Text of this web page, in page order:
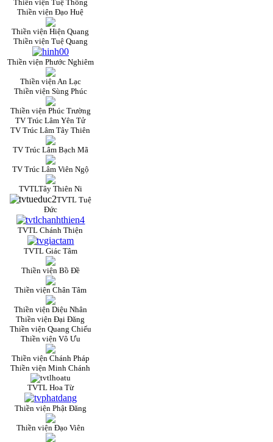
Thiền viện Tuệ Thông
Thiền viện Đạo Huệ
Thiền viện Hiện Quang
Thiền viện Tuệ Quang
Thiền viện Phước Nghiêm
Thiền viện An Lạc
Thiền viện Sùng Phúc
Thiền viện Phúc Trường
TV Trúc Lâm Yên Tử
TV Trúc Lâm Tây Thiên
TV Trúc Lâm Bạch Mã
TV Trúc Lâm Viên Ngộ
TVTLTây Thiên Ni
TVTL Tuệ
Đức
TVTL Chánh Thiện
TVTL Giác Tâm
Thiền viện Bồ Đề
Thiền viện Chân Tâm
Thiền viện Diệu Nhân
Thiền viện Đại Đăng
Thiền viện Quang Chiếu
Thiền viện Vô Ưu
Thiền viện Chánh Pháp
Thiền viện Minh Chánh
TVTL Hoa Từ
Thiền viện Phật Đăng
Thiền viện Đạo Viên